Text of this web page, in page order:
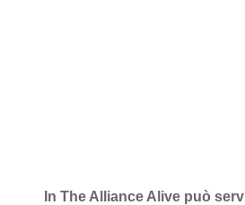
In The Alliance Alive può